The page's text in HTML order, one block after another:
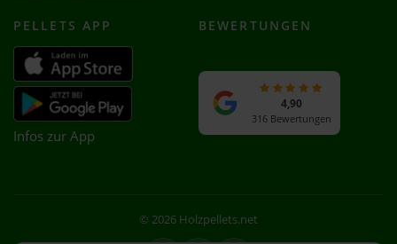
PELLETS APP
Infos zur App
BEWERTUNGEN
4,90
316 Bewertungen
© 2026 Holzpellets.net